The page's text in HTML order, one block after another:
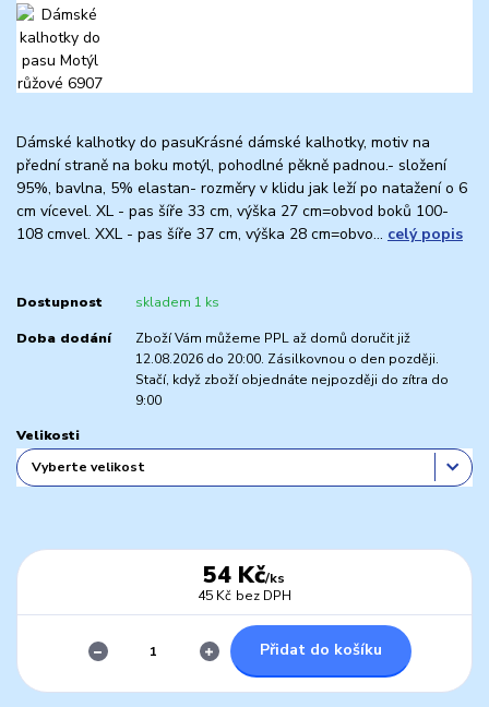
Dámské kalhotky do pasuKrásné dámské kalhotky, motiv na
přední straně na boku motýl, pohodlné pěkně padnou.- složení
95%, bavlna, 5% elastan- rozměry v klidu jak leží po natažení o 6
cm vícevel. XL - pas šíře 33 cm, výška 27 cm=obvod boků 100-
108 cmvel. XXL - pas šíře 37 cm, výška 28 cm=obvo... celý popis
Dostupnost skladem 1 ks
Doba dodání
Zboží Vám můžeme PPL až domů doručit již
12.08.2026 do 20:00. Zásilkovnou o den později.
Stačí, když zboží objednáte nejpozději do zítra do
9:00
Velikosti
54 Kč/ks
45 Kč bez DPH
Přidat do košíku